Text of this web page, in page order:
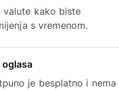
valute kako biste
s vremenom.
je besplatno i nema